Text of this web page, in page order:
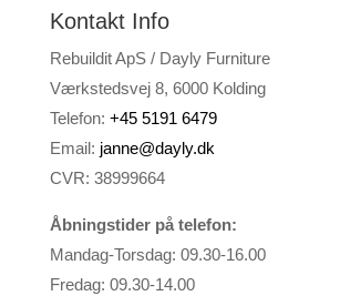
Kontakt Info
Rebuildit ApS / Dayly Furniture
Værkstedsvej 8, 6000 Kolding
Telefon: +45 5191 6479
Email: janne@dayly.dk
CVR: 38999664
Åbningstider på telefon:
Mandag-Torsdag: 09.30-16.00
Fredag: 09.30-14.00